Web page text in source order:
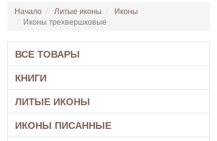
Начало Литые иконы
Иконы
Иконы трехвершковые
ВСЕ ТОВАРЫ
КНИГИ
ЛИТЫЕ ИКОНЫ
ИКОНЫ ПИСАННЫЕ